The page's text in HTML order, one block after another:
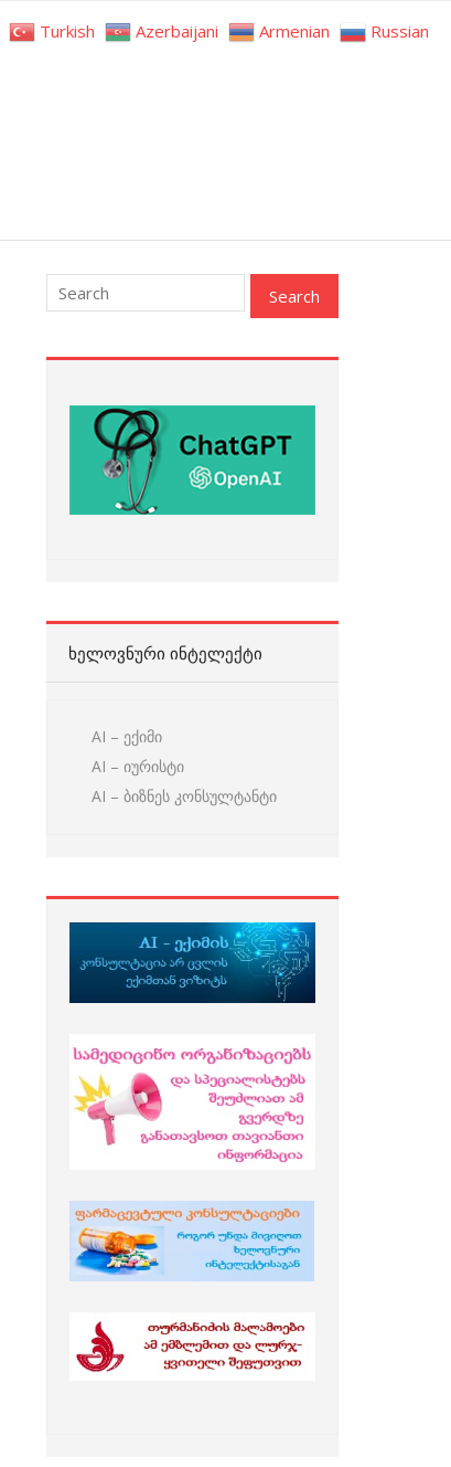
ᲮᲔᲚᲝᲕᲜᲣᲠᲘ ᲘᲜᲢᲔᲚᲔᲥᲢᲘ
AI – ექიმი
AI – იურისტი
AI – ბიზნეს კონსულტანტი
Turkish Azerbaijani Armenian Russian